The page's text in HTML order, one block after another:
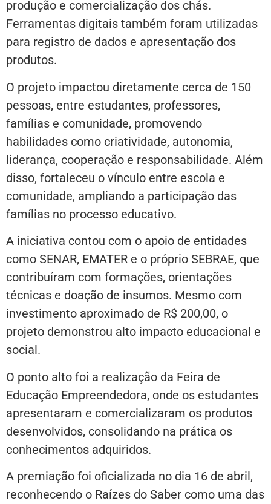
produção e comercialização dos chás.
Ferramentas digitais também foram utilizadas
para registro de dados e apresentação dos
produtos.
O projeto impactou diretamente cerca de 150
pessoas, entre estudantes, professores,
famílias e comunidade, promovendo
habilidades como criatividade, autonomia,
liderança, cooperação e responsabilidade. Além
disso, fortaleceu o vínculo entre escola e
comunidade, ampliando a participação das
famílias no processo educativo.
A iniciativa contou com o apoio de entidades
como SENAR, EMATER e o próprio SEBRAE, que
contribuíram com formações, orientações
técnicas e doação de insumos. Mesmo com
investimento aproximado de R$ 200,00, o
projeto demonstrou alto impacto educacional e
social.
O ponto alto foi a realização da Feira de
Educação Empreendedora, onde os estudantes
apresentaram e comercializaram os produtos
desenvolvidos, consolidando na prática os
conhecimentos adquiridos.
A premiação foi oficializada no dia 16 de abril,
reconhecendo o Raízes do Saber como uma das